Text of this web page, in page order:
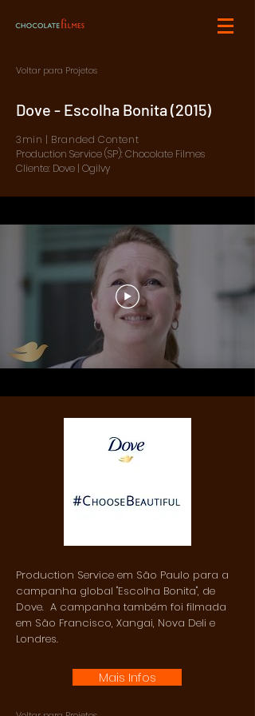
Dove - Escolha Bonita (2015)
Production Service em São Paulo para a
campanha global "Escolha Bonita", de
Dove. A campanha também foi filmada
em São Francisco, Xangai, Nova Deli e
Londres.
Mais Infos
3min | Branded Content
Production Service (SP): Chocolate Filmes
Cliente: Dove | Ogilvy
Voltar para Projetos